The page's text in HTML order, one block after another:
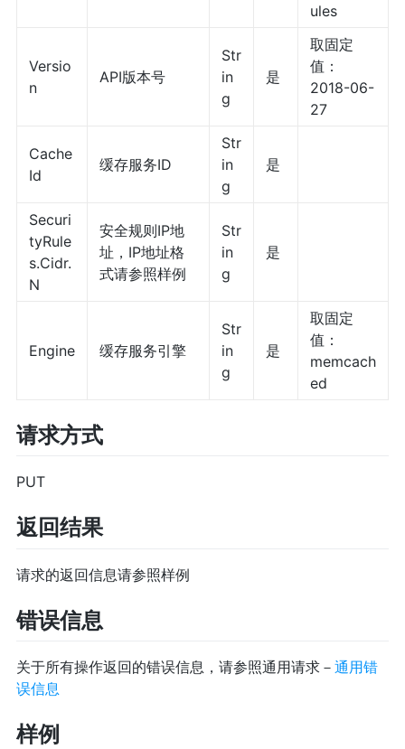
ules
Versio
n
API版本号
Str
in
g
是
取固定
值：
2018-06-
27
Cache
Id
缓存服务ID
Str
in
g
是
Securi
tyRule
s.Cidr.
N
安全规则IP地
址，IP地址格
式请参照样例
Str
in
g
是
Engine 缓存服务引擎
Str
in
g
是
取固定
值：
memcach
ed
请求方式
PUT
返回结果
请求的返回信息请参照样例
错误信息
关于所有操作返回的错误信息，请参照通用请求－ 通用错
误信息
样例